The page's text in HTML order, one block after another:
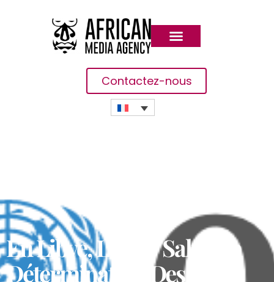
Contactez-nous
En Libye, L’ONU Salue La
Détermination Des